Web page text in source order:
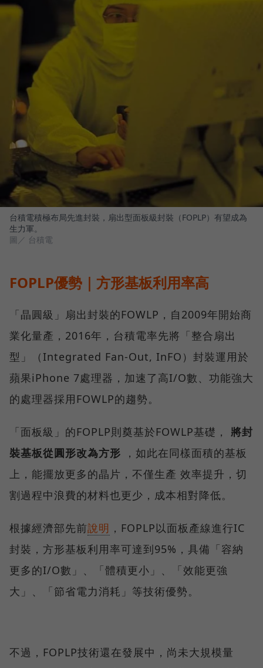
台積電積極布局先進封裝，扇出型面板級封裝（FOPLP）有望成為
生力軍。
圖／ 台積電
FOPLP優勢｜方形基板利用率高
「晶圓級」扇出封裝的FOWLP，自2009年開始商
業化量產，2016年，台積電率先將「整合扇出
型」（Integrated Fan-Out, InFO）封裝運用於
蘋果iPhone 7處理器，加速了高I/O數、功能強大
的處理器採用FOWLP的趨勢。
「面板級」的FOPLP則奠基於FOWLP基礎， 將封
裝基板從圓形改為方形 ，如此在同樣面積的基板
上，能擺放更多的晶片，不僅生產 效率提升，切
割過程中浪費的材料也更少，成本相對降低。
根據經濟部先前說明 ，FOPLP以面板產線進行IC
封裝，方形基板利用率可達到95%，具備「容納
更多的I/O數」、「體積更小」、「效能更強
大」、「節省電力消耗」等技術優勢。
不過，FOPLP技術還在發展中，尚未大規模量